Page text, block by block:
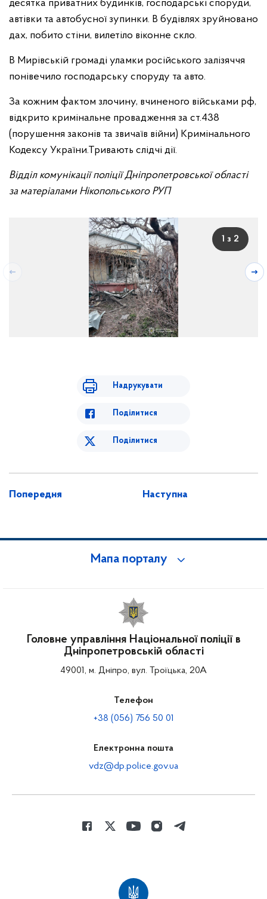
десятка приватних будинків, господарські споруди,
автівки та автобусної зупинки. В будівлях зруйновано
дах, побито стіни, вилетіло віконне скло.
В Мирівській громаді уламки російського залізяччя
понівечило господарську споруду та авто.
За кожним фактом злочину, вчиненого військами рф,
відкрито кримінальне провадження за ст.438
(порушення законів та звичаїв війни) Кримінального
Кодексу України.Тривають слідчі дії.
Відділ комунікації поліції Дніпропетровської області
за матеріалами Нікопольського РУП
1 з 2
Надрукувати
Поділитися
Поділитися
Попередня Наступна
Мапа порталу
Головне управління Національної поліції в
Дніпропетровській області
49001, м. Дніпро, вул. Троїцька, 20А
Телефон
+38 (056) 756 50 01
Електронна пошта
vdz@dp.police.gov.ua